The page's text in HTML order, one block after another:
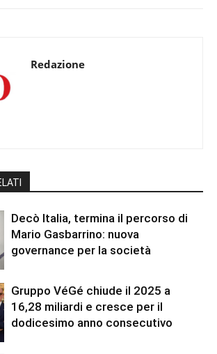
Redazione
Decò Italia, termina il percorso di
Mario Gasbarrino: nuova
governance per la società
Gruppo VéGé chiude il 2025 a
16,28 miliardi e cresce per il
dodicesimo anno consecutivo